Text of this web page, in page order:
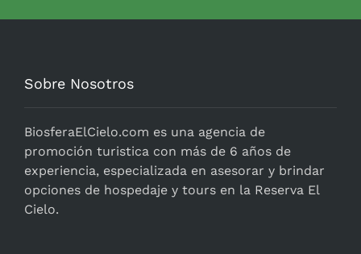
Sobre Nosotros
BiosferaElCielo.com es una agencia de
promoción turistica con más de 6 años de
experiencia, especializada en asesorar y brindar
opciones de hospedaje y tours en la Reserva El
Cielo.